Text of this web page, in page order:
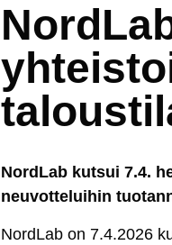
Nord­Lab kut­sui 7.4.
neu­vot­te­lui­hin
Nord­Lab on 7.4.2026